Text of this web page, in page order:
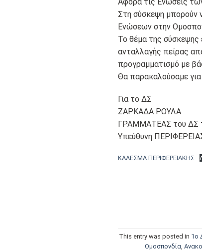
Στη σύσκεψη μπορούν
Ενώσεων στην
Το θέμα της σύσκεψης
ανταλλαγής πείρας
προγραμματισμό με
Θα παρακαλούσαμε
Για το ΔΣ
ΖΑΡΚΑΔΑ ΡΟΥΛΑ
ΓΡΑΜΜΑΤΕΑΣ του ΔΣ
Υπεύθυνη
ΚΑΛΕΣΜΑ ΠΕΡΙΦΕΡΕΙΑΚΗΣ
This entry was posted in 1ο
Oμοσπονδία,